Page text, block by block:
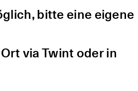
bitte eine eigene
via Twint oder in